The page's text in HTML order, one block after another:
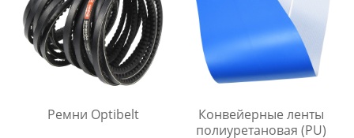
Ремни Optibelt
Конвейерные ленты
полиуретановая (PU)